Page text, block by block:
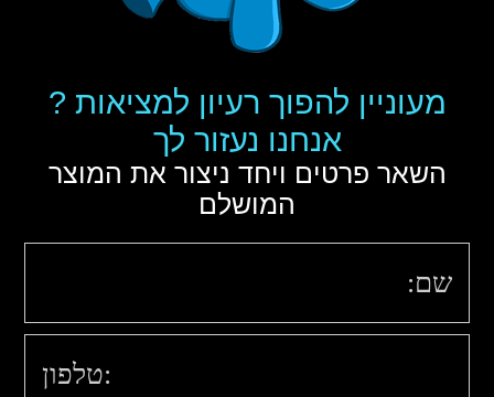
מעוניין להפוך רעיון למציאות ?
אנחנו נעזור לך
השאר פרטים ויחד ניצור את המוצר
המושלם